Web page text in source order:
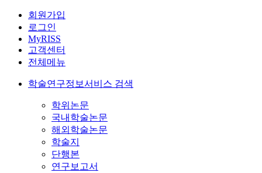
회원가입
로그인
MyRISS
고객센터
전체메뉴
학술연구정보서비스 검색
학위논문
국내학술논문
해외학술논문
학술지
단행본
연구보고서